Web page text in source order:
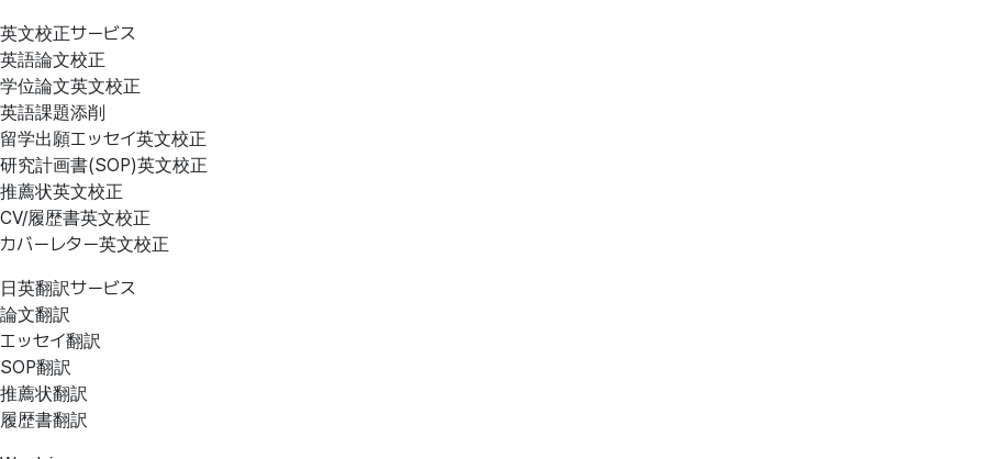
英文校正サービス
英語論文校正
学位論文英文校正
英語課題添削
留学出願エッセイ英文校正
研究計画書(SOP)英文校正
推薦状英文校正
CV/履歴書英文校正
カバーレター英文校正
日英翻訳サービス
論文翻訳
エッセイ翻訳
SOP翻訳
推薦状翻訳
履歴書翻訳